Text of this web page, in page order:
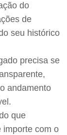
do
de
seu histórico
precisa se
andamento
que
importe com o